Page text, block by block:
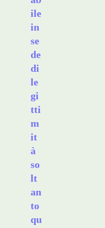
ile
in
se
de
di
le
gi
tti
m
it
à
so
lt
an
to
qu